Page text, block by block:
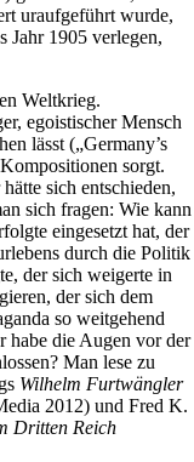
uraufgeführt wurde,
Jahr 1905 verlegen,
Weltkrieg.
egoistischer Mensch
lässt („Germany’s
sorgt.
sich entschieden,
sich fragen: Wie kann
eingesetzt hat, der
durch die Politik
der sich weigerte in
der sich dem
so weitgehend
habe die Augen vor der
Man lese zu
Wilhelm Furtwängler
2012) und Fred K.
Dritten Reich